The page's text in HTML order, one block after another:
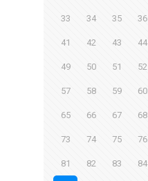
33 34 35 36
41 42 43 44
49 50 51 52
57 58 59 60
65 66 67 68
73 74 75 76
81 82 83 84